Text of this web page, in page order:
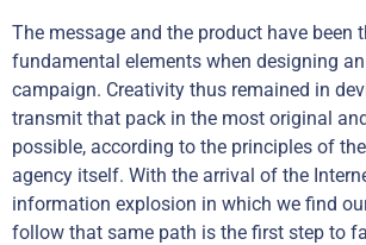
The message and the product have been
fundamental elements when designing
campaign. Creativity thus remained in
transmit that pack in the most original
possible, according to the principles of
agency itself. With the arrival of the
information explosion in which we find
follow that same path is the first step to